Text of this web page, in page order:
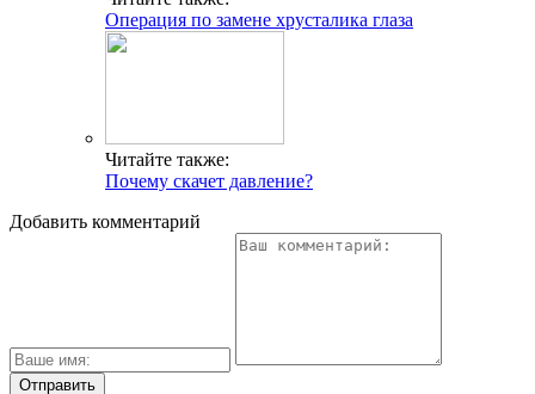
Операция по замене хрусталика глаза
Читайте также:
Почему скачет давление?
Добавить комментарий